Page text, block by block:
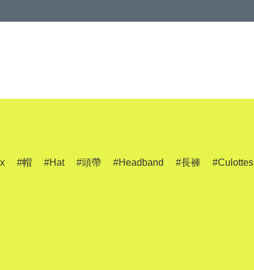
帽 Hat 頭帶 Headband 長褲 Culottes